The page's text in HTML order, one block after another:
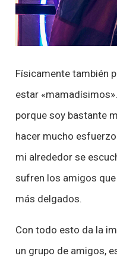
Físicamente también
estar «mamadísimos»
porque soy bastante
hacer mucho
mi alrededor se
sufren los amigos
más delgados.
Con todo esto da la
un grupo de amigos,